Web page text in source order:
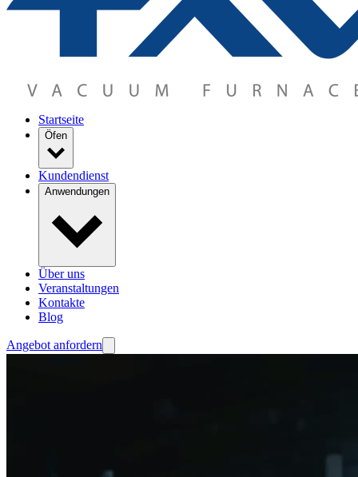
Startseite
Öfen
Kundendienst
Anwendungen
Über uns
Veranstaltungen
Kontakte
Blog
Angebot anfordern